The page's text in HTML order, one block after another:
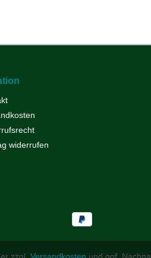
widerrufen
zzgl. Versandkosten und ggf.